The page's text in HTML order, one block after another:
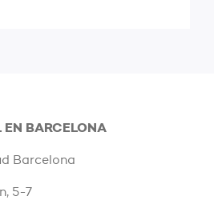
BARCELONA
Barcelona
5-7